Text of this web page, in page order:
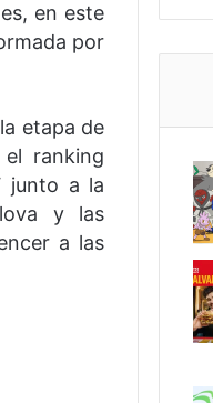
en este
por
etapa de
ranking
junto a la
y las
a las